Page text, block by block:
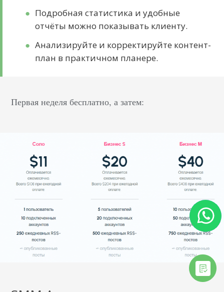
Подробная статистика и удобные
отчёты можно показывать клиенту.
Анализируйте и корректируйте контент-
план в практичном планере.
Первая неделя бесплатно, а затем: